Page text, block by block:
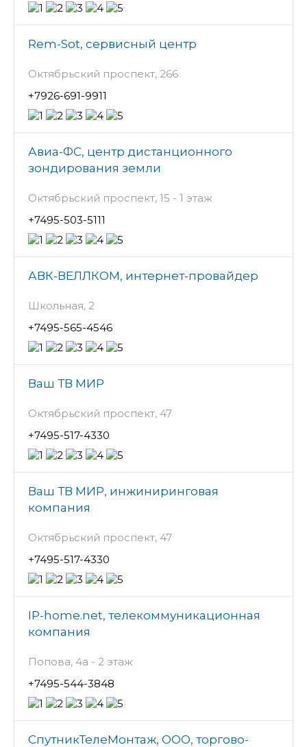
Rem-Sot, сервисный центр
Октябрьский проспект, 266
+7926-691-9911
Авиа-ФС, центр дистанционного
зондирования земли
Октябрьский проспект, 15 - 1 этаж
+7495-503-5111
АВК-ВЕЛЛКОМ, интернет-провайдер
Школьная, 2
+7495-565-4546
Ваш ТВ МИР
Октябрьский проспект, 47
+7495-517-4330
Ваш ТВ МИР, инжиниринговая
компания
Октябрьский проспект, 47
+7495-517-4330
IP-home.net, телекоммуникационная
компания
Попова, 4а - 2 этаж
+7495-544-3848
СпутникТелеМонтаж, ООО, торгово-